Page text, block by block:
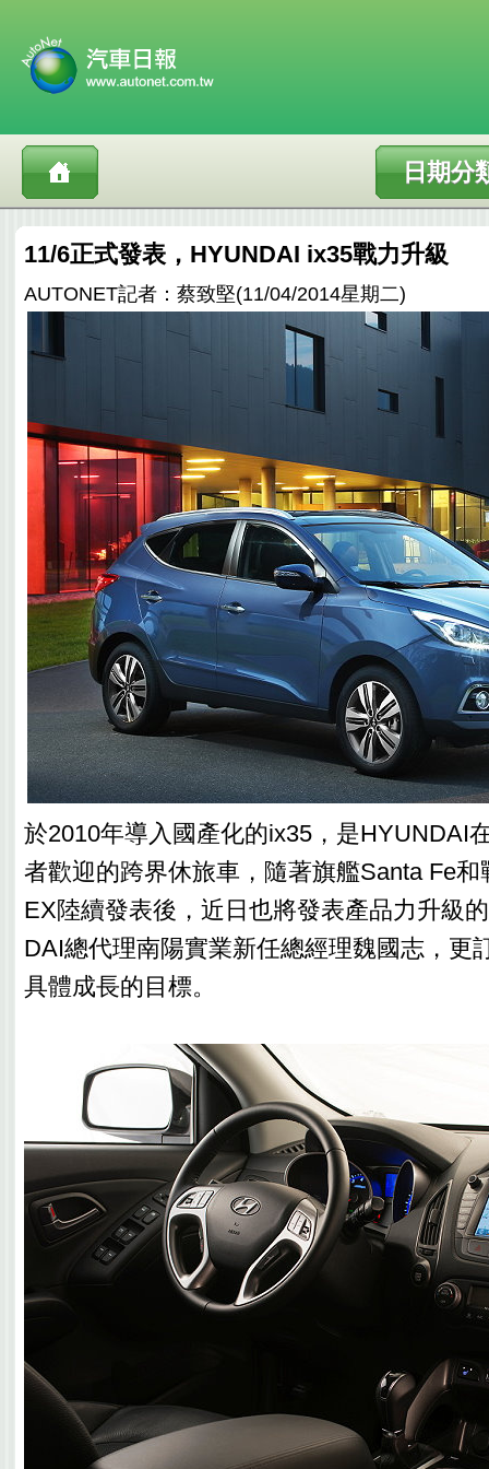
日期分
11/6正式發表，HYUNDAI ix35戰力升級
AUTONET記者：蔡致堅(11/04/2014星期二)
於2010年導入國產化的ix35，是HYUNDAI
者歡迎的跨界休旅車，隨著旗艦Santa Fe
EX陸續發表後，近日也將發表產品力升級
DAI總代理南陽實業新任總經理魏國志，更
具體成長的目標。